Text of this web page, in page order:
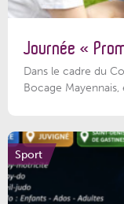
Journée «
Dans le cadre du
Bocage Mayennais,
Sport